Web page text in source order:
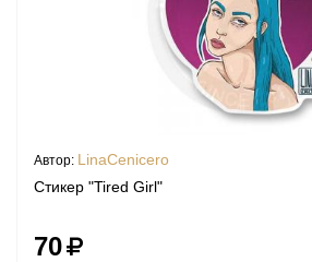
Автор: LinaCenicero
Стикер "Tired Girl"
70